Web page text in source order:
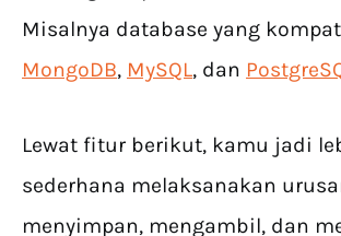
Misalnya database yang
MongoDB, MySQL, dan
Lewat fitur berikut, kamu jadi
sederhana melaksanakan
menyimpan, mengambil, dan